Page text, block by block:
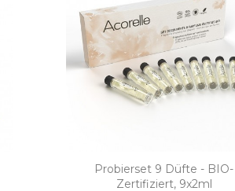
Probierset 9 Düfte - BIO-
Zertifiziert, 9x2ml